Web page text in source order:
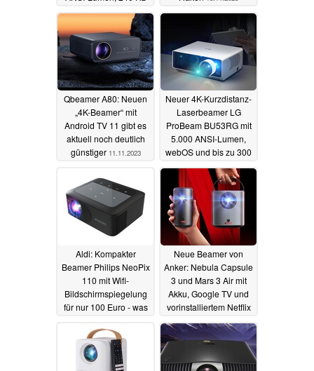
und HDR vorgestellt
15.11.2023
Qbeamer A80: Neuen
„4K-Beamer“ mit
Android TV 11 gibt es
aktuell noch deutlich
günstiger 11.11.2023
Neuer 4K-Kurzdistanz-
Laserbeamer LG
ProBeam BU53RG mit
5.000 ANSI-Lumen,
webOS und bis zu 300
Zoll erhältlich09.11.2023
Aldi: Kompakter
Beamer Philips NeoPix
110 mit Wifi-
Bildschirmspiegelung
für nur 100 Euro - was
04.11.2023
Neue Beamer von
Anker: Nebula Capsule
3 und Mars 3 Air mit
Akku, Google TV und
vorinstalliertem Netflix
enthüllt02.11.2023